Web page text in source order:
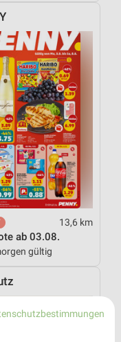
13,6 km
ab 03.08.
gültig